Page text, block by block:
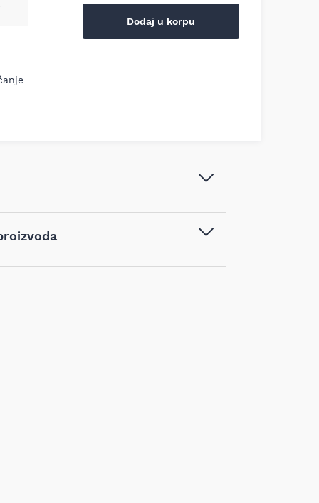
Dodaj u korpu
260 x 40 mm - 2608690091